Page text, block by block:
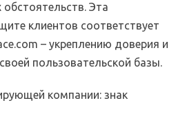
Эта
клиентов соответствует
– укреплению доверия и
пользовательской базы.
компании: знак